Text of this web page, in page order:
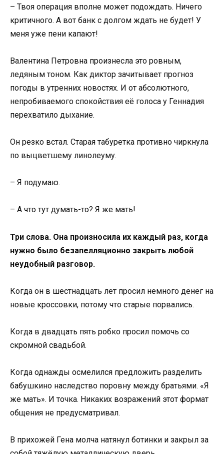
– Твоя операция вполне может подождать. Ничего
критичного. А вот банк с долгом ждать не будет! У
меня уже пени капают!
Валентина Петровна произнесла это ровным,
ледяным тоном. Как диктор зачитывает прогноз
погоды в утренних новостях. И от абсолютного,
непробиваемого спокойствия её голоса у Геннадия
перехватило дыхание.
Он резко встал. Старая табуретка противно чиркнула
по выцветшему линолеуму.
– Я подумаю.
– А что тут думать-то? Я же мать!
Три слова. Она произносила их каждый раз, когда
нужно было безапелляционно закрыть любой
неудобный разговор.
Когда он в шестнадцать лет просил немного денег на
новые кроссовки, потому что старые порвались.
Когда в двадцать пять робко просил помочь со
скромной свадьбой.
Когда однажды осмелился предложить разделить
бабушкино наследство поровну между братьями. «Я
же мать». И точка. Никаких возражений этот формат
общения не предусматривал.
В прихожей Гена молча натянул ботинки и закрыл за